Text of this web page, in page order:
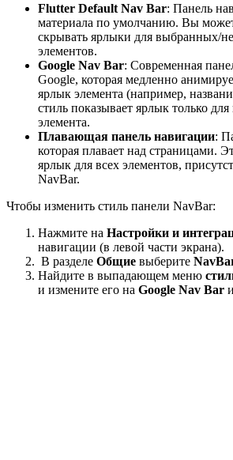
Flutter Default Nav Bar: Панель
материала по умолчанию. Вы
скрывать ярлыки для выбранных/
элементов.
Google Nav Bar: Современная
Google, которая медленно
ярлык элемента (например,
стиль показывает ярлык только
элемента.
Плавающая панель навигации:
которая плавает над страницами.
ярлык для всех элементов,
NavBar.
Чтобы изменить стиль панели NavBar:
Нажмите на Настройки и
навигации (в левой части экрана).
В разделе Общие выберите
Найдите в выпадающем меню
и измените его на Google Nav Bar